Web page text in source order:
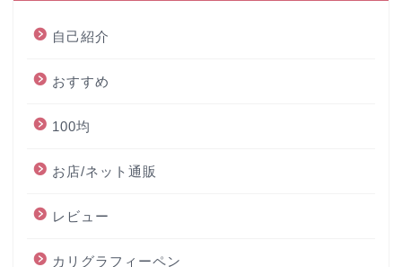
自己紹介
おすすめ
100均
お店/ネット通販
レビュー
カリグラフィーペン